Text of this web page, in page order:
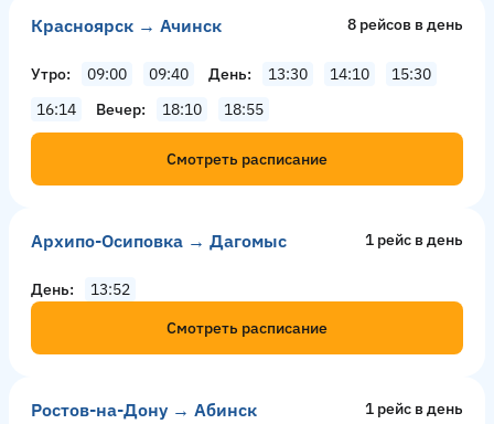
Красноярск → Ачинск 8 рейсов в день
Утро 09:00 09:40 День 13:30 14:10
15:30
16:14
Вечер 18:10 18:55
Смотреть расписание
Архипо-Осиповка → Дагомыс 1 рейс в день
День
13:52
Смотреть расписание
Ростов-на-Дону → Абинск 1 рейс в день